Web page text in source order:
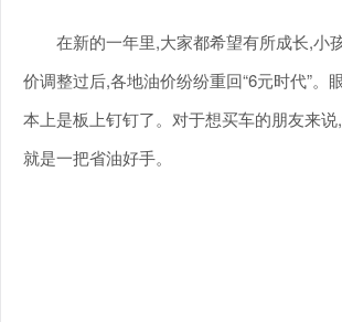
在新的一年里,大家都希望有所成长,小
价调整过后,各地油价纷纷重回“6元时代”
本上是板上钉钉了。对于想买车的朋友来
就是一把省油好手。